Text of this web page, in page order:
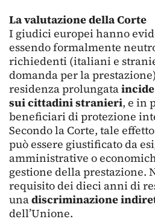
La valutazione della Corte
I giudici europei hanno
essendo formalmente
richiedenti (italiani e
domanda per la
residenza prolungata
sui cittadini stranieri, e in
beneficiari di protezione
Secondo la Corte, tale
può essere giustificato da
amministrative o
gestione della prestazione.
requisito dei dieci anni di
unadiscriminazione
dell’Unione.